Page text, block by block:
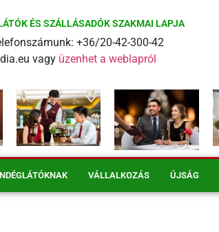
ÉS SZÁLLÁSADÓK SZAKMAI LAPJA
+36/20-42-300-42
vagy üzenhet a weblapról
VÁLLALKOZÁS ÚJSÁG